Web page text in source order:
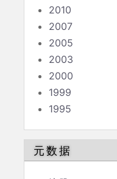
2010
2007
2005
2003
2000
1999
1995
元数据